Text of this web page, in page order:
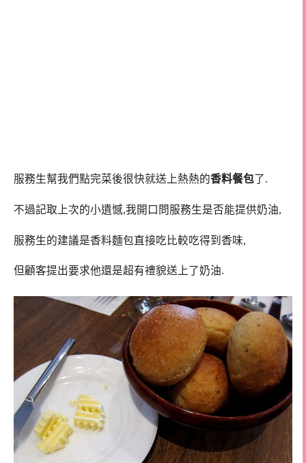
服務生幫我們點完菜後很快就送上熱熱的香料餐包了.
不過記取上次的小遺憾,我開口問服務生是否能提供奶油,
服務生的建議是香料麵包直接吃比較吃得到香味,
但顧客提出要求他還是超有禮貌送上了奶油.